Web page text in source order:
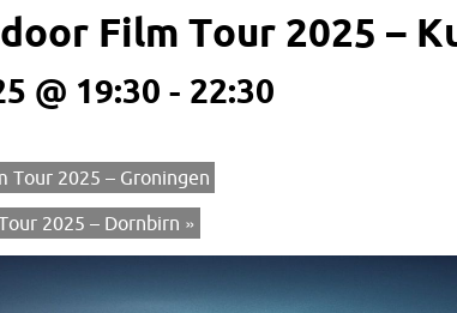
Film Tour 2025 –
@ 19:30 - 22:30
Tour 2025 – Groningen
2025 – Dornbirn »